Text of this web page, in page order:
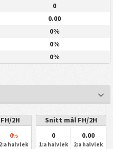
0
0.00
0%
0%
0%
2H
0%
2:a halvlek
Snitt mål FH/2H
0
1:a halvlek
0.00
2:a halvlek